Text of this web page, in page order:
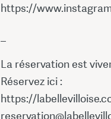
https://
La réservation est
Réservez ici :
https://